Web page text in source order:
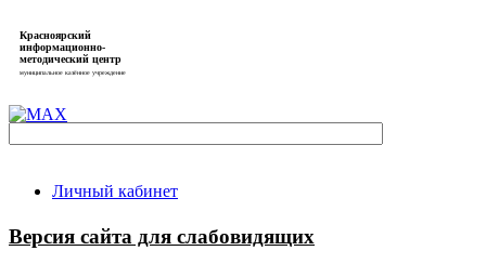
Красноярский
информационно-
методический центр
муниципальное казённое учреждение
Личный кабинет
Версия сайта для слабовидящих